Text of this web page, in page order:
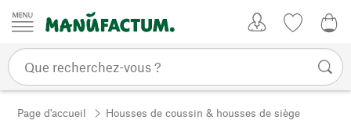
Passer au contenu
Page d'accueil Housses de coussin & housses de siège